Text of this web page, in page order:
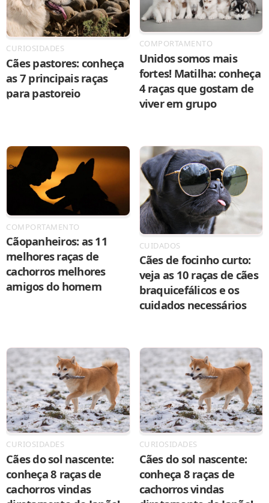
CURIOSIDADES
Cães pastores: conheça
as 7 principais raças
para pastoreio
COMPORTAMENTO
Unidos somos mais
fortes! Matilha: conheça
4 raças que gostam de
viver em grupo
COMPORTAMENTO
Cãopanheiros: as 11
melhores raças de
cachorros melhores
amigos do homem
CUIDADOS
Cães de focinho curto:
veja as 10 raças de cães
braquicefálicos e os
cuidados necessários
CURIOSIDADES
Cães do sol nascente:
conheça 8 raças de
cachorros vindas
CURIOSIDADES
Cães do sol nascente:
conheça 8 raças de
cachorros vindas